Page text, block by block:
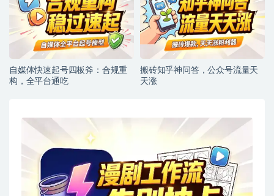
自媒体快速起号四板斧：合规重
构，全平台通吃
搬砖知乎神问答，公众号流量天
天涨